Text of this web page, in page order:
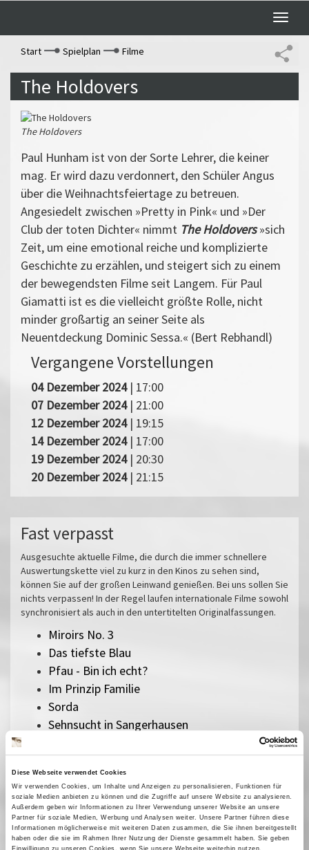
Diese Webseite verwendet Cookies
Wir verwenden Cookies, um Inhalte und Anzeigen zu personalisieren, Funktionen für
soziale Medien anbieten zu können und die Zugriffe auf unsere Website zu analysieren.
Außerdem geben wir Informationen zu Ihrer Verwendung unserer Website an unsere
Partner für soziale Medien, Werbung und Analysen weiter. Unsere Partner führen diese
Informationen möglicherweise mit weiteren Daten zusammen, die Sie ihnen bereitgestellt
haben oder die sie im Rahmen Ihrer Nutzung der Dienste gesammelt haben. Sie geben
Toggle
Start
Spielplan Filme
The Holdovers
The Holdovers
Paul Hunham ist von der Sorte Lehrer, die keiner
mag. Er wird dazu verdonnert, den Schüler Angus
über die Weihnachtsfeiertage zu betreuen.
Angesiedelt zwischen »Pretty in Pink« und »Der
Club der toten Dichter« nimmt The Holdovers »sich
Zeit, um eine emotional reiche und komplizierte
Geschichte zu erzählen, und steigert sich zu einem
der bewegendsten Filme seit Langem. Für Paul
Giamatti ist es die vielleicht größte Rolle, nicht
minder großartig an seiner Seite als
Neuentdeckung Dominic Sessa.« (Bert Rebhandl)
Vergangene Vorstellungen
04 Dezember 2024| 17:00
07 Dezember 2024| 21:00
12 Dezember 2024| 19:15
14 Dezember 2024| 17:00
19 Dezember 2024| 20:30
20 Dezember 2024| 21:15
Fast verpasst
Ausgesuchte aktuelle Filme, die durch die immer schnellere
Auswertungskette viel zu kurz in den Kinos zu sehen sind,
können Sie auf der großen Leinwand genießen. Bei uns sollen Sie
nichts verpassen! In der Regel laufen internationale Filme sowohl
synchronisiert als auch in den untertitelten Originalfassungen.
Miroirs No. 3
Das tiefste Blau
Pfau - Bin ich echt?
Im Prinzip Familie
Sorda
Sehnsucht in Sangerhausen
Im Schatten des Orangenbaums
Der Held vom Bahnhof Friedrichstraße
Herz aus Eis
Das Verschwinden des Josef Mengele
Sentimental Value